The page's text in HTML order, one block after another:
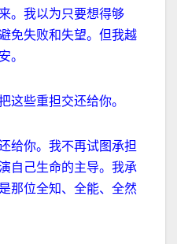
。我以为只要想得够
免失败和失望。但我越
。
这些重担交还给你。
给你。我不再试图承担
自己生命的主导。我承
那位全知、全能、全然